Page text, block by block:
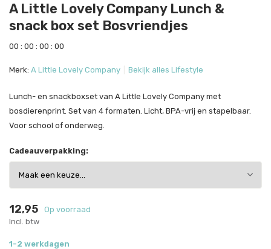
A Little Lovely Company Lunch &
snack box set Bosvriendjes
00 : 00 : 00 : 00
Merk: A Little Lovely Company Bekijk alles Lifestyle
Lunch- en snackboxset van A Little Lovely Company met
bosdierenprint. Set van 4 formaten. Licht, BPA-vrij en stapelbaar.
Voor school of onderweg.
Cadeauverpakking:
12,95
Op voorraad
Incl. btw
1-2 werkdagen